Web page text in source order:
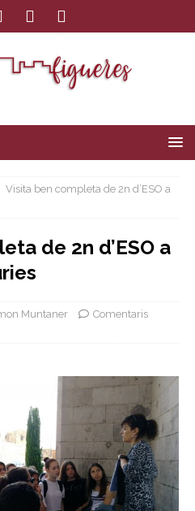
Visita ben completa de 2n d’ESO a
de 2n d’ESO a
Muntaner
Comentaris